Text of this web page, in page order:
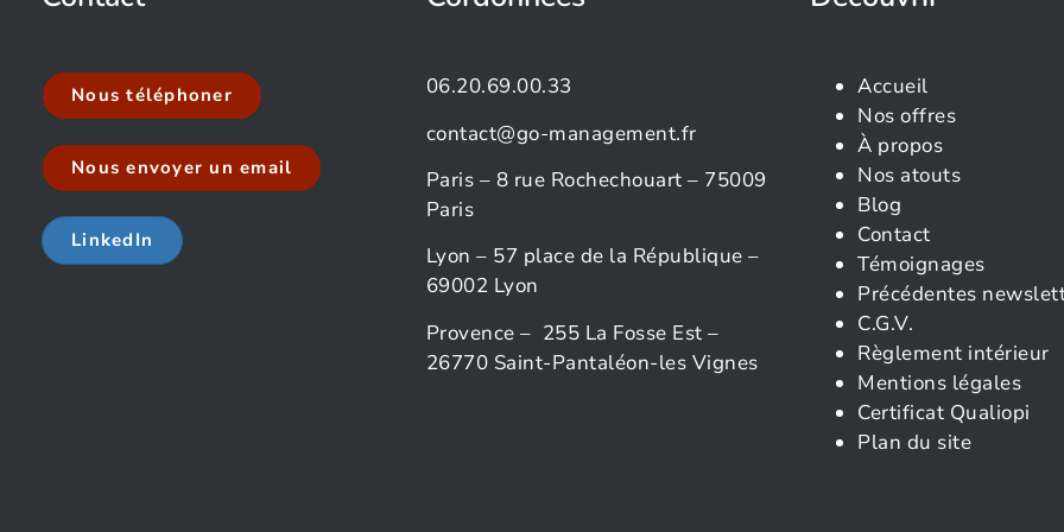
Nous téléphoner
Nous envoyer un email
LinkedIn
06.20.69.00.33
contact@go-management.fr
Paris – 8 rue Rochechouart – 75009
Paris
Lyon – 57 place de la République –
69002 Lyon
Provence – 255 La Fosse Est –
26770 Saint-Pantaléon-les Vignes
Accueil
Nos offres
À propos
Nos atouts
Blog
Contact
Témoignages
Précédentes
C.G.V.
Règlement intérieur
Mentions légales
Certificat Qualiopi
Plan du site